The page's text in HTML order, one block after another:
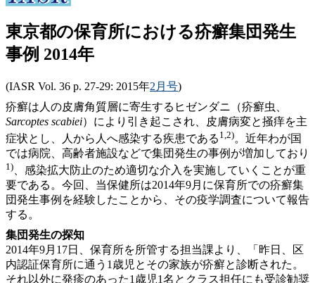
東京都の保育所における疥癬集団発生
事例 2014年
(IASR Vol. 36 p. 27-29: 2015年2月号)
疥癬は人の皮膚角質層に寄生するヒゼンダニ（疥癬虫、
Sarcoptes scabiei）により引き起こされ、皮膚病変と掻痒を主
症状とし、人から人へ感染する疾患である 1,2)。近年わが国
では病院、高齢者施設などで集団発生の事例が増加しており
1) 、感染拡大防止のため適切な介入を実施していくことが重
要である。今回、当保健所は2014年9月に保育所での疥癬集
団発生事例を経験したことから、その疫学調査について報告
する。
集団発生の探知
2014年9月17日、保育所を所管する担当課より、「昨日、区
内認証保育所に通う1歳児とその家族が疥癬と診断された。
それ以外に発疹のあった1歳児1名とクラス担任にも受診勧奨